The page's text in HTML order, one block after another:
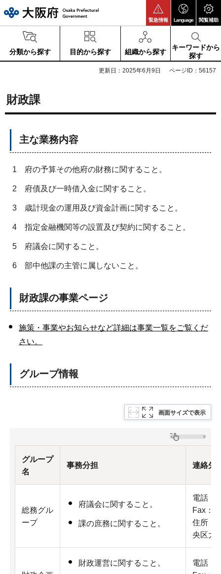
緊急情報 Language 閲覧補助
分類から探す 目的から探す 組織から探す
キーワードから
探す
更新日：2025年6月9日 ページID：56157
財政課
主な業務内容
1 府の予算その他府の財務に関すること。
2 府債及び一時借入金に関すること。
3 歳計現金の運用及び資金計画に関すること。
4 指定金融機関等の設置及び契約に関すること。
5 府議会に関すること。
6 部中他課の主管に属しないこと。
財政課の事業ページ
施策・事業やお知らせなど詳細は事業一覧をご覧くだ
さい。
グループ情報
画面サイズで表示
グループ
名
事務分担 連絡先
総務グル
ープ
府議会に関すること。
課の庶務に関すること。
電話：
Fax：
住所：
央区大
財政運営に関すること。
電話：